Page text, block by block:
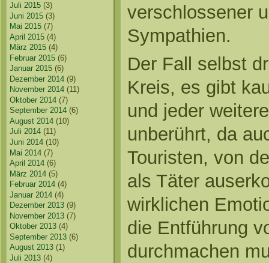
Juli 2015 (3)
Juni 2015 (3)
Mai 2015 (7)
April 2015 (4)
März 2015 (4)
Februar 2015 (6)
Januar 2015 (6)
Dezember 2014 (9)
November 2014 (11)
Oktober 2014 (7)
September 2014 (6)
August 2014 (10)
Juli 2014 (11)
Juni 2014 (10)
Mai 2014 (7)
April 2014 (6)
März 2014 (5)
Februar 2014 (4)
Januar 2014 (4)
Dezember 2013 (9)
November 2013 (7)
Oktober 2013 (4)
September 2013 (6)
August 2013 (1)
Juli 2013 (4)
verschlossener
Sympathien.
Der Fall selbst
Kreis, es gibt
und jeder
unberührt, da
Touristen, von
als Täter
wirklichen
die Entführung
durchmachen